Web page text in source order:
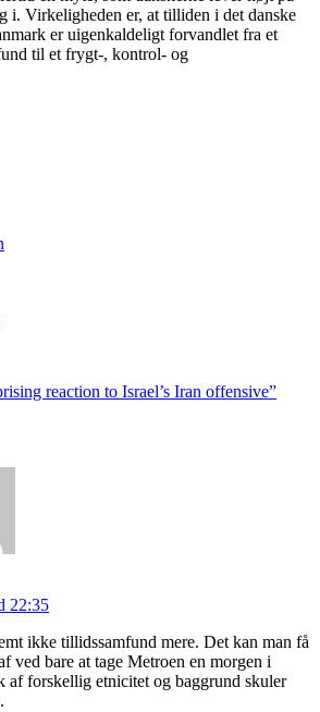
i. Virkeligheden er, at tilliden i det danske
er uigenkaldeligt forvandlet fra et
til et frygt-, kontrol- og
reaction to Israel’s Iran offensive”
22:35
ikke tillidssamfund mere. Det kan man få
ved bare at tage Metroen en morgen i
af forskellig etnicitet og baggrund skuler